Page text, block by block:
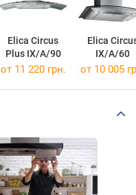
Elica Circus
Plus IX/A/90
Elica
IX/A/60
от 11 220 грн. от 10 005